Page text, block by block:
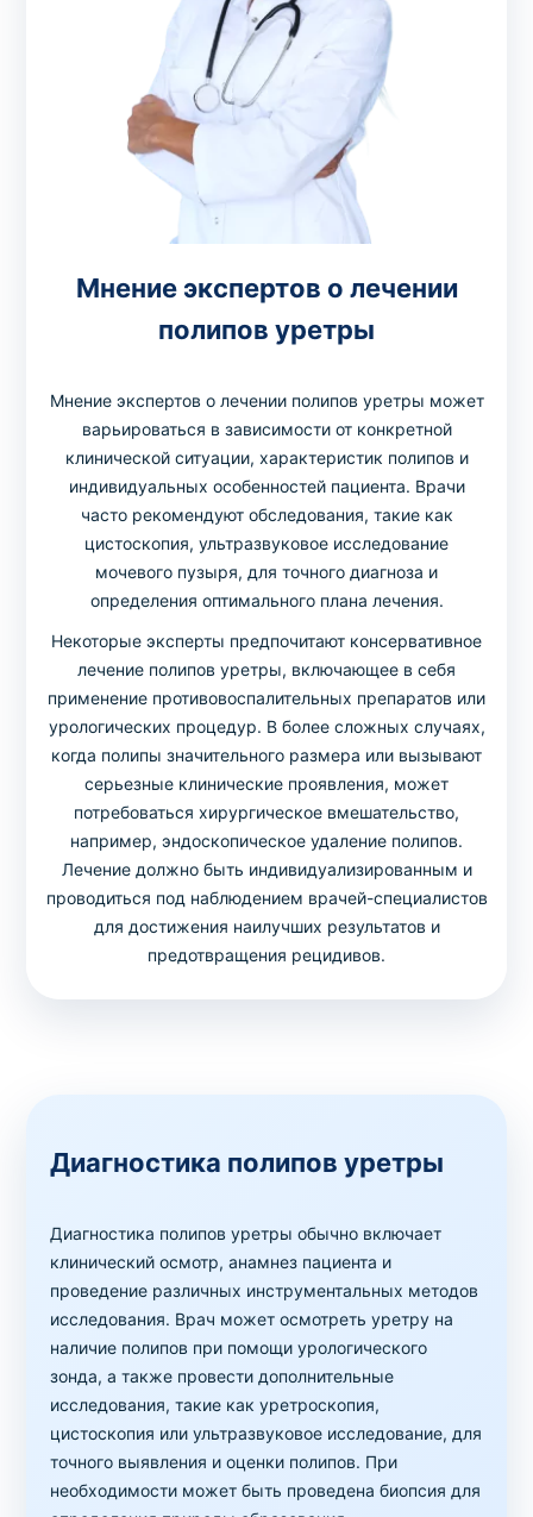
Мнение экспертов о лечении
полипов уретры
Мнение экспертов о лечении полипов уретры может
варьироваться в зависимости от конкретной
клинической ситуации, характеристик полипов и
индивидуальных особенностей пациента. Врачи
часто рекомендуют обследования, такие как
цистоскопия, ультразвуковое исследование
мочевого пузыря, для точного диагноза и
определения оптимального плана лечения.
Некоторые эксперты предпочитают консервативное
лечение полипов уретры, включающее в себя
применение противовоспалительных препаратов или
урологических процедур. В более сложных случаях,
когда полипы значительного размера или вызывают
серьезные клинические проявления, может
потребоваться хирургическое вмешательство,
например, эндоскопическое удаление полипов.
Лечение должно быть индивидуализированным и
проводиться под наблюдением врачей-специалистов
для достижения наилучших результатов и
предотвращения рецидивов.
Диагностика полипов уретры
Диагностика полипов уретры обычно включает
клинический осмотр, анамнез пациента и
проведение различных инструментальных методов
исследования. Врач может осмотреть уретру на
наличие полипов при помощи урологического
зонда, а также провести дополнительные
исследования, такие как уретроскопия,
цистоскопия или ультразвуковое исследование, для
точного выявления и оценки полипов. При
необходимости может быть проведена биопсия для